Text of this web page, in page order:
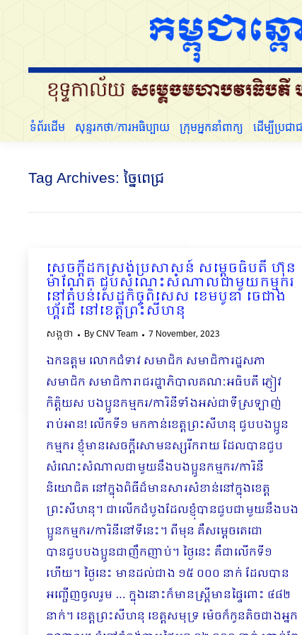
ទំព័រដើម សុន្ទរកថា/ការអធិប្បាយ ក្រុមអ្នកនាំពាក្យ ដើម្បីប្រជា
Tag Archives: ច្នៃពេជ្រ
សេចក្តីដកស្រង់ប្រសាសន៍ សម្ដេចធិបតី ហ៊ុន
ម៉ាណែត ជួបសំណេះសំណាលជាមួយកម្មករ
នៅតំបន់សេដ្ឋកិច្ចពិសេស ខេមបូឌា ចេជាង
ហ្គ័រជី នៅខេត្តព្រះសីហនុ
សង្កថា ByCNV Team 7 November, 2023
ឯកឧត្តម លោកជំទាវ សមាជិក សមាជិការដ្ឋសភា
សមាជិក សមាជិការាជរដ្ឋាភិបាលគណៈអធិបតី ភ្ញៀវ
កិត្តិយស បងប្អូនកម្មករ/ការិនីទាំងអស់ជាទីស្រឡាញ់
រាប់អាន! លើកទី១ មកកាន់ខេត្តព្រះសីហនុ ជួបបងប្អូន
កម្មករ ខ្ញុំមានសេចក្ដីសោមនស្សរីករាយ ដែលបានជួប
សំណេះសំណាលជាមួយនឹងបងប្អូនកម្មករ/ការិនី
និយោជិត នៅក្នុងពិធីដ៏មានសារសំខាន់នៅក្នុងខេត្ត
ព្រះសីហនុ។ ជាលើកដំបូងដែលខ្ញុំបានជួបជាមួយនឹងបង
ប្អូនកម្មករ/ការិនីនៅទីនេះ។ ពីមុន គឺសម្ដេចតេជោ
បានជួបបងប្អូនជាញឹកញាប់។ ថ្ងៃនេះ គឺជាលើកទី១
ហើយ។ ថ្ងៃនេះ មានដល់ជាង ១៥ ០០០ នាក់ ដែលបាន
អញ្ជើញចូលរួម … ក្នុងនោះក៏មានស្រ្ដីមានផ្ទៃពោះ ៤៨២
នាក់។ ខេត្តព្រះសីហនុ ខេត្តសមុទ្រ ម៉េចក៏កូនតិចជាងអ្នក
សុន្ទរកថា/ការអធិប្បាយ ក្រុមអ្នកនាំព